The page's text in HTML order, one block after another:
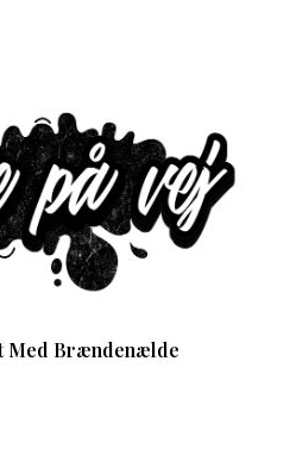
Med Brændenælde